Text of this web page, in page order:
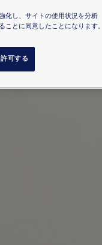
化し、サイトの使用状況を分析
とに同意したことになります。
可する